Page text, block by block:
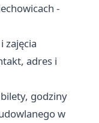
-
zajęcia
adres i
godziny
w